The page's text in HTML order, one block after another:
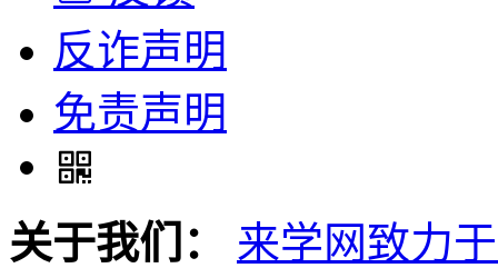
反诈声明
免责声明
关于我们：
来学网致力